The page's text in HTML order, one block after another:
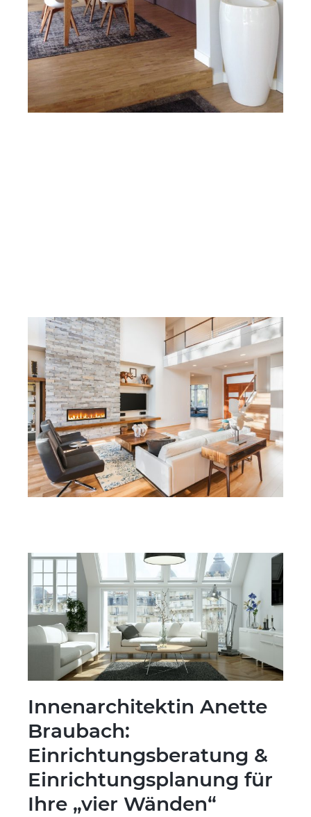
Innenarchitektin Anette
Braubach:
Einrichtungsberatung &
Einrichtungsplanung für
Ihre „vier Wänden“